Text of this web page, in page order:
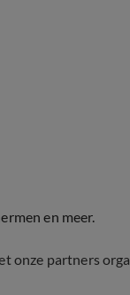
en meer.
partners